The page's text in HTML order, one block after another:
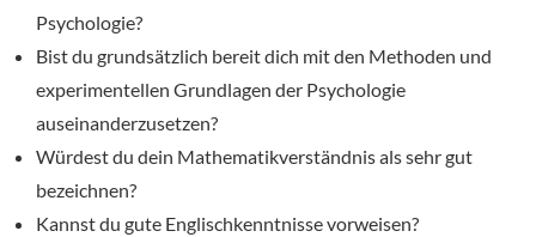
Psychologie?
Bist du grundsätzlich bereit dich mit den Methoden und
experimentellen Grundlagen der Psychologie
auseinanderzusetzen?
Würdest du dein Mathematikverständnis als sehr gut
bezeichnen?
Kannst du gute Englischkenntnisse vorweisen?